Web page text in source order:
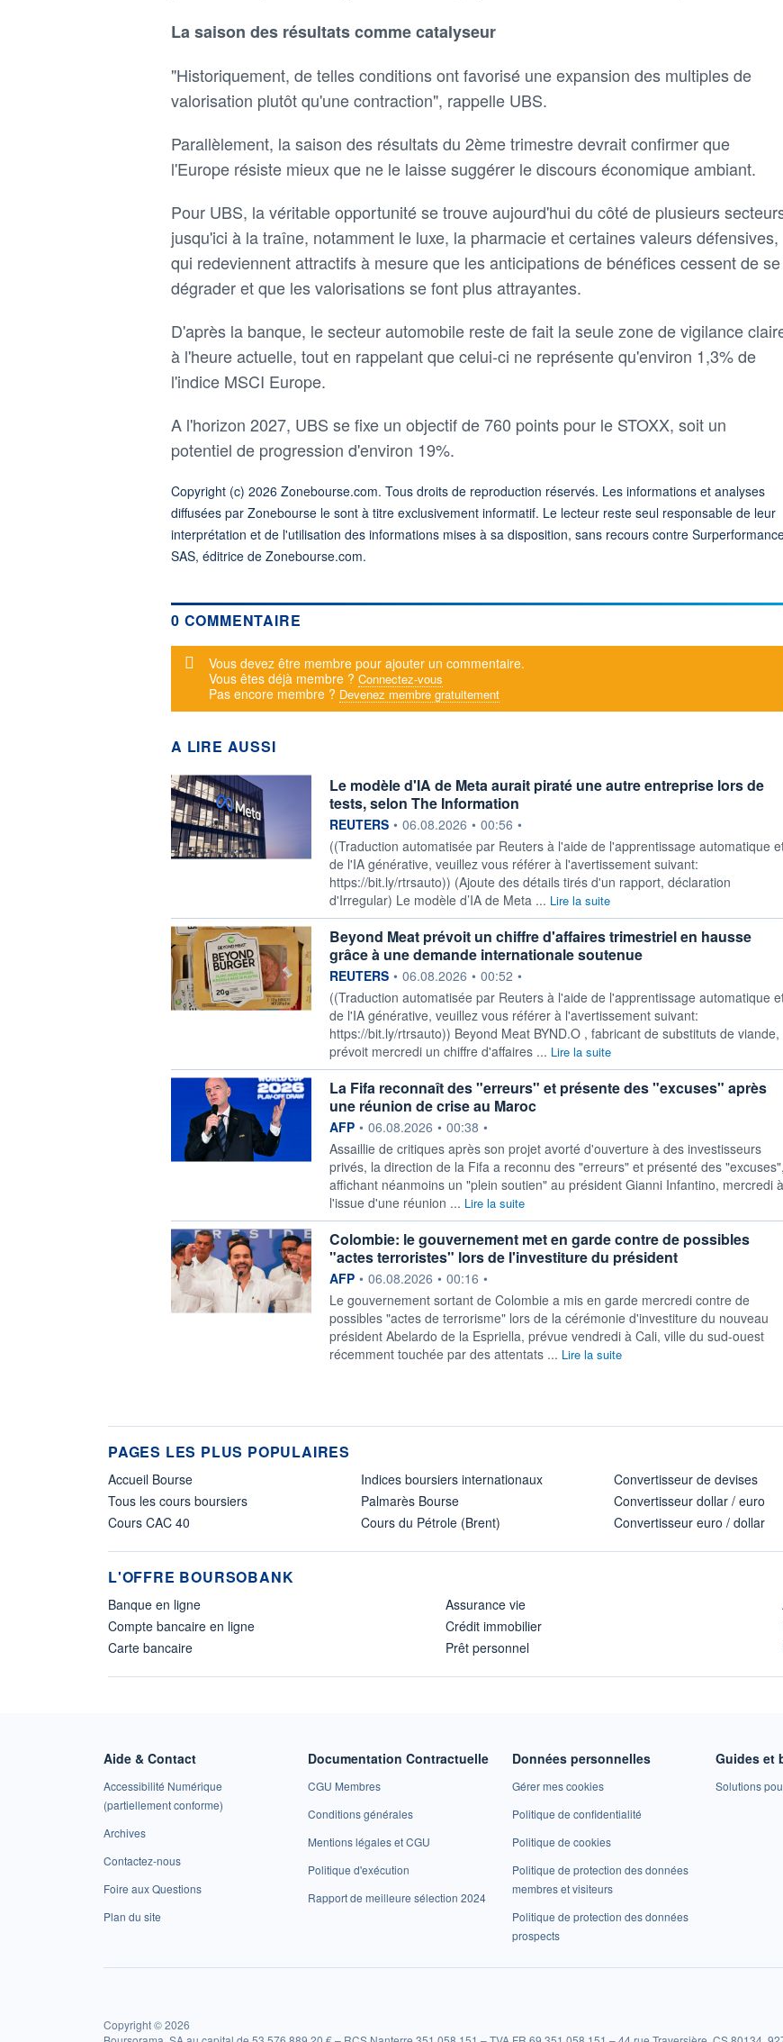
La saison des résultats comme catalyseur
"Historiquement, de telles conditions ont favorisé une expansion des multiples de
valorisation plutôt qu'une contraction", rappelle UBS.
Parallèlement, la saison des résultats du 2ème trimestre devrait confirmer que
l'Europe résiste mieux que ne le laisse suggérer le discours économique ambiant.
Pour UBS, la véritable opportunité se trouve aujourd'hui du côté de plusieurs
jusqu'ici à la traîne, notamment le luxe, la pharmacie et certaines valeurs défensives,
qui redeviennent attractifs à mesure que les anticipations de bénéfices cessent de se
dégrader et que les valorisations se font plus attrayantes.
D'après la banque, le secteur automobile reste de fait la seule zone de vigilance
à l'heure actuelle, tout en rappelant que celui-ci ne représente qu'environ 1,3% de
l'indice MSCI Europe.
A l'horizon 2027, UBS se fixe un objectif de 760 points pour le STOXX, soit un
potentiel de progression d'environ 19%.
Copyright (c) 2026 Zonebourse.com. Tous droits de reproduction réservés. Les informations et analyses
diffusées par Zonebourse le sont à titre exclusivement informatif. Le lecteur reste seul responsable de leur
interprétation et de l'utilisation des informations mises à sa disposition, sans recours contre
SAS, éditrice de Zonebourse.com.
0 COMMENTAIRE
Message d'alerte
Vous devez être membre pour ajouter un commentaire.
Vous êtes déjà membre ? Connectez-vous
Pas encore membre ? Devenez membre gratuitement
A LIRE AUSSI
Le modèle d'IA de Meta aurait piraté une autre entreprise lors de
tests, selon The Information
information fournie par
REUTERS • 06.08.2026 • 00:56 •
((Traduction automatisée par Reuters à l'aide de l'apprentissage automatique
de l'IA générative, veuillez vous référer à l'avertissement suivant:
https://bit.ly/rtrsauto)) (Ajoute des détails tirés d'un rapport, déclaration
d'Irregular) Le modèle d’IA de Meta ... Lire la suite
Beyond Meat prévoit un chiffre d'affaires trimestriel en hausse
grâce à une demande internationale soutenue
information fournie par
REUTERS • 06.08.2026 • 00:52 •
((Traduction automatisée par Reuters à l'aide de l'apprentissage automatique
de l'IA générative, veuillez vous référer à l'avertissement suivant:
https://bit.ly/rtrsauto)) Beyond Meat BYND.O , fabricant de substituts de viande,
prévoit mercredi un chiffre d'affaires ... Lire la suite
La Fifa reconnaît des "erreurs" et présente des "excuses" après
une réunion de crise au Maroc
information fournie par
AFP • 06.08.2026 • 00:38 •
Assaillie de critiques après son projet avorté d'ouverture à des investisseurs
privés, la direction de la Fifa a reconnu des "erreurs" et présenté des "excuses",
affichant néanmoins un "plein soutien" au président Gianni Infantino, mercredi à
l'issue d'une réunion ... Lire la suite
Colombie: le gouvernement met en garde contre de possibles
"actes terroristes" lors de l'investiture du président
information fournie par
AFP • 06.08.2026 • 00:16 •
Le gouvernement sortant de Colombie a mis en garde mercredi contre de
possibles "actes de terrorisme" lors de la cérémonie d'investiture du nouveau
président Abelardo de la Espriella, prévue vendredi à Cali, ville du sud-ouest
récemment touchée par des attentats ... Lire la suite
PAGES LES PLUS POPULAIRES
Accueil Bourse
Tous les cours boursiers
Cours CAC 40
Indices boursiers internationaux
Palmarès Bourse
Cours du Pétrole (Brent)
Convertisseur de devises
Convertisseur dollar / euro
Convertisseur euro / dollar
L'OFFRE BOURSOBANK
Banque en ligne
Compte bancaire en ligne
Carte bancaire
Assurance vie
Crédit immobilier
Prêt personnel
Aide & Contact
Accessibilité Numérique
(partiellement conforme)
Archives
Contactez-nous
Foire aux Questions
Plan du site
Documentation Contractuelle
CGU Membres
Conditions générales
Mentions légales et CGU
Politique d'exécution
Rapport de meilleure sélection 2024
Données personnelles
Gérer mes cookies
Politique de confidentialité
Politique de cookies
Politique de protection des données
membres et visiteurs
Politique de protection des données
prospects
Guides et
Solutions
Copyright © 2026